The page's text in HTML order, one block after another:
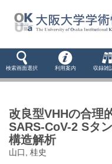
検索画面選択 利用案内 収録雑
改良型VHHの合理
SARS-CoV-2 Sタ
構造解析
山口, 桂史